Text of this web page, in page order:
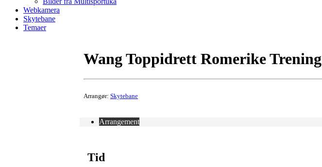
Webkamera
Skytebane
Temaer
Wang Toppidrett Romerike Trening
Arrangør: Skytebane
Arrangement
Tid